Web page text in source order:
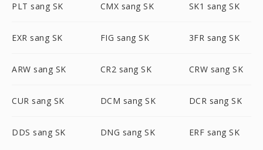
PLT sang SK CMX sang SK SK1 sang SK
EXR sang SK FIG sang SK 3FR sang SK
ARW sang SK CR2 sang SK CRW sang SK
CUR sang SK DCM sang SK DCR sang SK
DDS sang SK DNG sang SK ERF sang SK